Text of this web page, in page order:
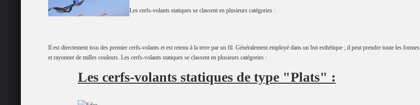
Les cerfs-volants statiques se classent en plusieurs catégories :
Il est directement issu des premier cerfs-volants et est retenu à la terre par un fil. Généralement employé dans un but esthétique ; il peut prendre toute les formes
et rayonner de milles couleurs. Les cerfs-volants statiques se classent en plusieurs catégories :
Les cerfs-volants statiques de type "Plats" :